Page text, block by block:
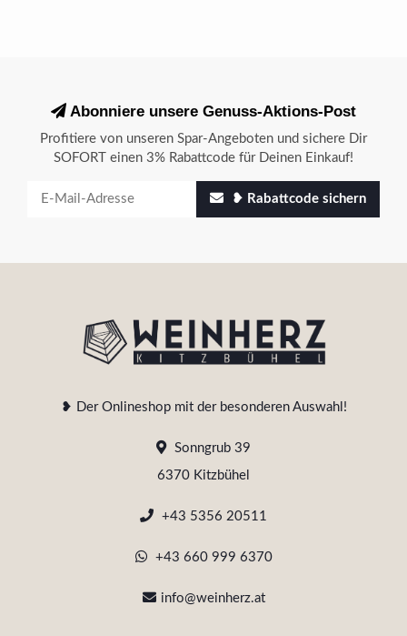
Abonniere unsere Genuss-Aktions-Post
Profitiere von unseren Spar-Angeboten und sichere Dir
SOFORT einen 3% Rabattcode für Deinen Einkauf!
❥ Rabattcode sichern
❥ Der Onlineshop mit der besonderen Auswahl!
Sonngrub 39
6370 Kitzbühel
+43 5356 20511
+43 660 999 6370
info@weinherz.at